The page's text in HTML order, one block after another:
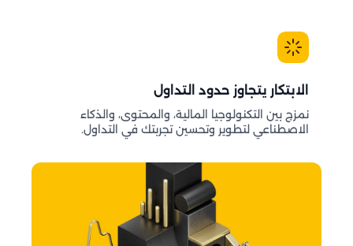
الابتكار يتجاوز حدود التداول
نمزج بين التكنولوجيا المالية، والمحتوى، والذكاء
الاصطناعي لتطوير وتحسين تجربتك في التداول.